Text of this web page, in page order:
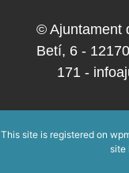
© Ajuntament
Betí, 6 -
171 -
This site is registered on
site